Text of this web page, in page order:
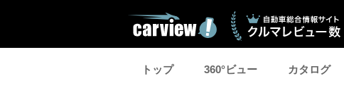
トップ 360°ビュー カタログ